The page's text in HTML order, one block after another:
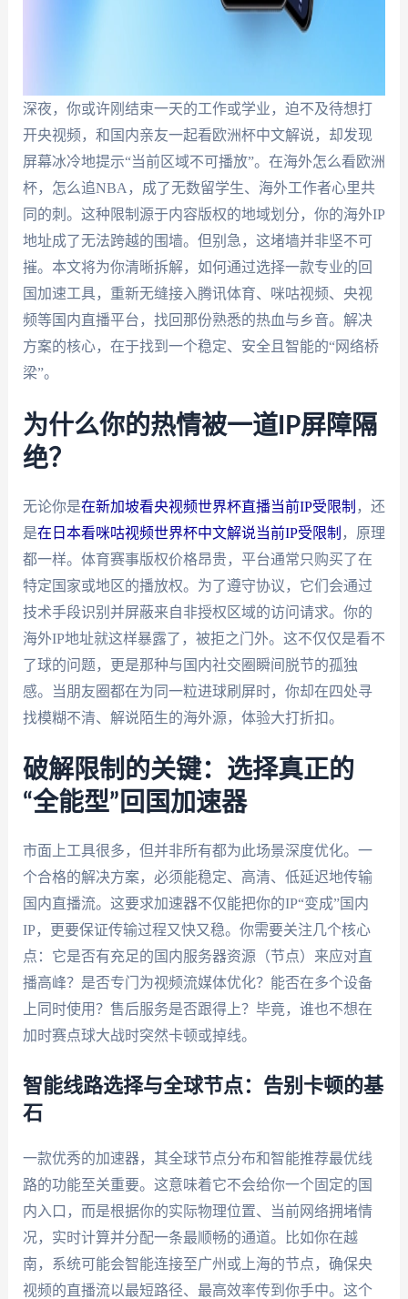
深夜，你或许刚结束一天的工作或学业，迫不及待想打
开央视频，和国内亲友一起看欧洲杯中文解说，却发现
屏幕冰冷地提示“当前区域不可播放”。在海外怎么看欧洲
杯，怎么追NBA，成了无数留学生、海外工作者心里共
同的刺。这种限制源于内容版权的地域划分，你的海外IP
地址成了无法跨越的围墙。但别急，这堵墙并非坚不可
摧。本文将为你清晰拆解，如何通过选择一款专业的回
国加速工具，重新无缝接入腾讯体育、咪咕视频、央视
频等国内直播平台，找回那份熟悉的热血与乡音。解决
方案的核心，在于找到一个稳定、安全且智能的“网络桥
梁”。
为什么你的热情被一道IP屏障隔
绝？
无论你是在新加坡看央视频世界杯直播当前IP受限制 ，还
是在日本看咪咕视频世界杯中文解说当前IP受限制 ，原理
都一样。体育赛事版权价格昂贵，平台通常只购买了在
特定国家或地区的播放权。为了遵守协议，它们会通过
技术手段识别并屏蔽来自非授权区域的访问请求。你的
海外IP地址就这样暴露了，被拒之门外。这不仅仅是看不
了球的问题，更是那种与国内社交圈瞬间脱节的孤独
感。当朋友圈都在为同一粒进球刷屏时，你却在四处寻
找模糊不清、解说陌生的海外源，体验大打折扣。
破解限制的关键：选择真正的
“全能型”回国加速器
市面上工具很多，但并非所有都为此场景深度优化。一
个合格的解决方案，必须能稳定、高清、低延迟地传输
国内直播流。这要求加速器不仅能把你的IP“变成”国内
IP，更要保证传输过程又快又稳。你需要关注几个核心
点：它是否有充足的国内服务器资源（节点）来应对直
播高峰？是否专门为视频流媒体优化？能否在多个设备
上同时使用？售后服务是否跟得上？毕竟，谁也不想在
加时赛点球大战时突然卡顿或掉线。
智能线路选择与全球节点：告别卡顿的基
石
一款优秀的加速器，其全球节点分布和智能推荐最优线
路的功能至关重要。这意味着它不会给你一个固定的国
内入口，而是根据你的实际物理位置、当前网络拥堵情
况，实时计算并分配一条最顺畅的通道。比如你在越
南，系统可能会智能连接至广州或上海的节点，确保央
视频的直播流以最短路径、最高效率传到你手中。这个